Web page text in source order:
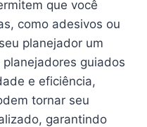
que você
como adesivos ou
planejador um
planejadores guiados
e eficiência,
tornar seu
garantindo